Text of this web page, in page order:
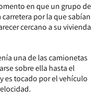
en que un grupo de
por la que sabían
cercano a su vivienda
una de las camionetas
sobre ella hasta el
es tocado por el vehículo